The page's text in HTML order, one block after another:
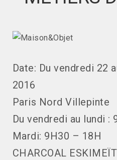
Date: Du vendredi 22
2016
Paris Nord Villepinte
Du vendredi au lundi :
Mardi: 9H30 – 18H
CHARCOAL ESKIMEÏT